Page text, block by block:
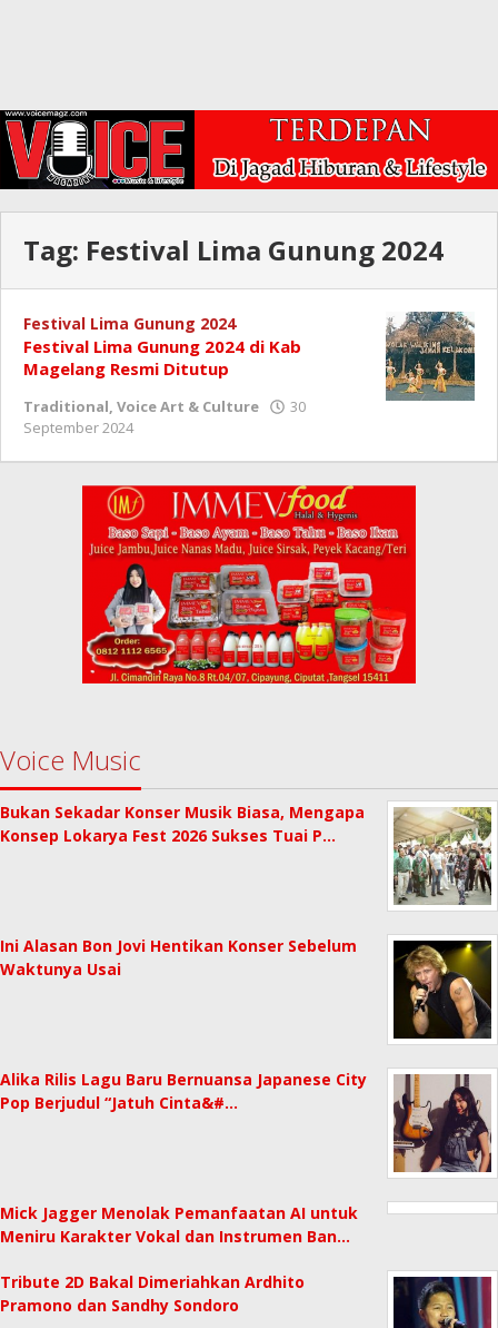
Tag: Festival Lima Gunung 2024
Festival Lima Gunung 2024
Festival Lima Gunung 2024 di Kab
Magelang Resmi Ditutup
Traditional, Voice Art & Culture
30
September 2024
Voice Music
Bukan Sekadar Konser Musik Biasa, Mengapa
Konsep Lokarya Fest 2026 Sukses Tuai P…
Ini Alasan Bon Jovi Hentikan Konser Sebelum
Waktunya Usai
Alika Rilis Lagu Baru Bernuansa Japanese City
Pop Berjudul “Jatuh Cinta&#…
Mick Jagger Menolak Pemanfaatan AI untuk
Meniru Karakter Vokal dan Instrumen Ban…
Tribute 2D Bakal Dimeriahkan Ardhito
Pramono dan Sandhy Sondoro